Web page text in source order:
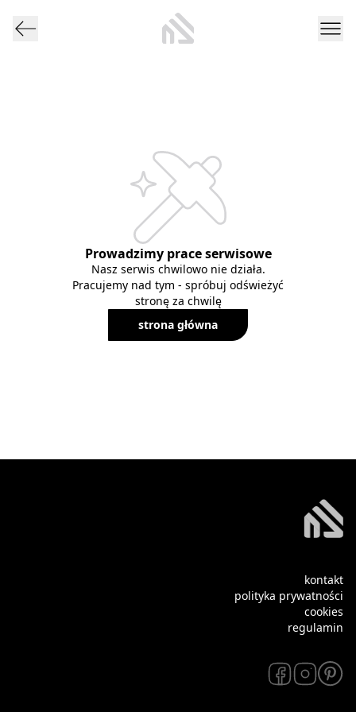
Prowadzimy prace serwisowe
Nasz serwis chwilowo nie działa.
Pracujemy nad tym - spróbuj odświeżyć
stronę za chwilę
strona główna
kontakt
polityka prywatności
cookies
regulamin